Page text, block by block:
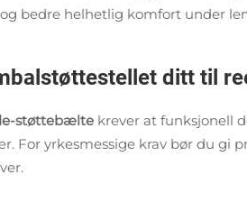
bedre helhetlig komfort under
ditt til
støttebælte krever at funksjonell
For yrkesmessige krav bør du gi